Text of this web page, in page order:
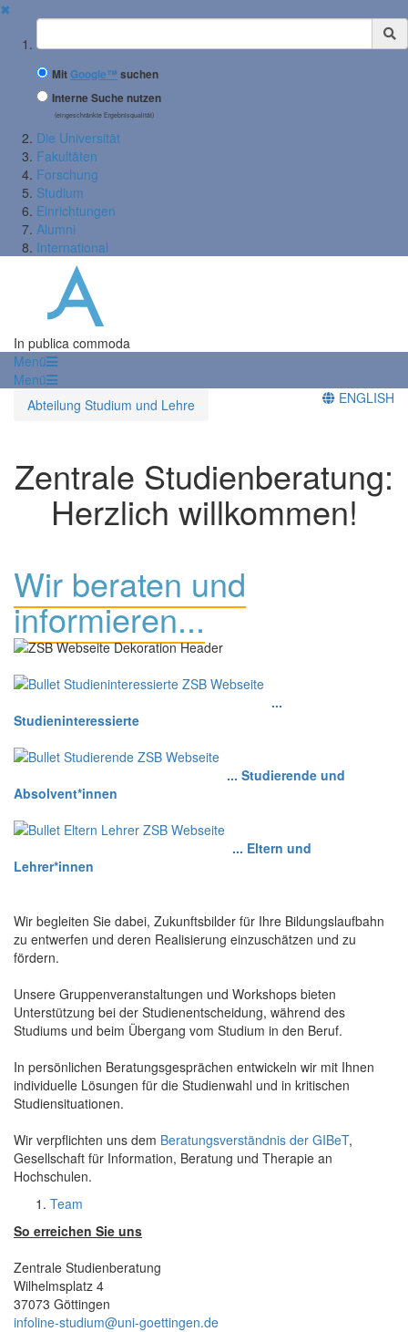
✖
Suchbegriff
MitGoogle™ suchen
Interne Suche nutzen
(eingeschränkte Ergebnisqualität)
Die Universität
Fakultäten
Forschung
Studium
Einrichtungen
Alumni
International
In publica commoda
Menü
Menü
Abteilung Studium und Lehre
ENGLISH
Zentrale Studienberatung:
Herzlich willkommen!
Wir beraten und
informieren...
...
Studieninteressierte
... Studierende und
Absolvent*innen
... Eltern und
Lehrer*innen
Wir begleiten Sie dabei, Zukunftsbilder für Ihre Bildungslaufbahn
zu entwerfen und deren Realisierung einzuschätzen und zu
fördern.
Unsere Gruppenveranstaltungen und Workshops bieten
Unterstützung bei der Studienentscheidung, während des
Studiums und beim Übergang vom Studium in den Beruf.
In persönlichen Beratungsgesprächen entwickeln wir mit Ihnen
individuelle Lösungen für die Studienwahl und in kritischen
Studiensituationen.
Wir verpflichten uns dem Beratungsverständnis der GIBeT,
Gesellschaft für Information, Beratung und Therapie an​
Hochschulen.
Team
So erreichen Sie uns
Zentrale Studienberatung
Wilhelmsplatz 4
37073 Göttingen
infoline-studium@uni-goettingen.de